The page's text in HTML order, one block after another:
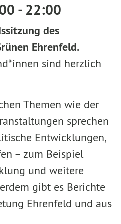
- 22:00
des
Ehrenfeld.
sind herzlich
Themen wie der
sprechen
Entwicklungen,
– zum Beispiel
und weitere
gibt es Berichte
Ehrenfeld und aus